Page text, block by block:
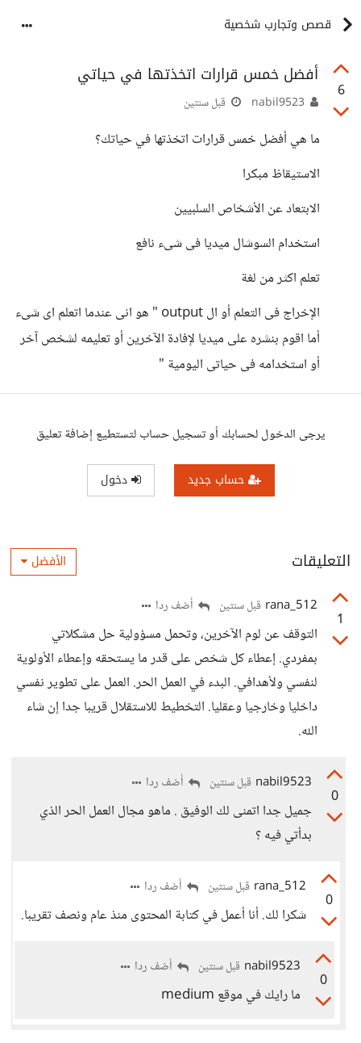
قصص وتجارب شخصية
6
أفضل خمس قرارات اتخذتها في حياتي
قبل سنتين
ما هي أفضل خمس قرارات اتخذتها في حياتك؟
الاستيقاظ مبكرا
الابتعاد عن الأشخاص السلبيين
استخدام السوشال ميديا فى شىء نافع
تعلم اكثر من لغة
الإخراج فى التعلم أو ال output " هو انى عندما اتعلم اى شىء
أما اقوم بنشره على ميديا لإفادة الآخرين أو تعليمه لشخص آخر
أو استخدامه فى حياتى اليومية "
يرجى الدخول لحسابك أو تسجيل حساب لتستطيع إضافة تعليق
حساب جديد دخول
التعليقات الأفضل
1
rana_512 قبل سنتين أضف ردا
التوقف عن لوم الآخرين، وتحمل مسؤولية حل مشكلاتي
بمفردي. إعطاء كل شخص على قدر ما يستحقه وإعطاء الأولوية
لنفسي ولأهدافي. البدء في العمل الحر. العمل على تطوير نفسي
داخليا وخارجيا وعقليا. التخطيط للاستقلال قريبا جدا إن شاء
الله.
0
nabil9523 قبل سنتين أضف ردا
جميل جدا اتمنى لك الوفيق . ماهو مجال العمل الحر الذي
بدأتي فيه ؟
0
rana_512 قبل سنتين أضف ردا
شكرا لك. أنا أعمل في كتابة المحتوى منذ عام ونصف تقريبا.
0
nabil9523 قبل سنتين أضف ردا
ما رايك في موقع medium